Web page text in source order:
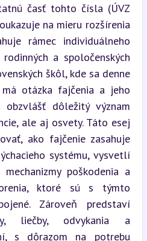
časť tohto čísla (ÚVZ
na mieru rozšírenia
rámec individuálneho
a spoločenských
škôl, kde sa denne
otázka fajčenia a jeho
obzvlášť dôležitý význam
ale aj osvety. Táto esej
ako fajčenie zasahuje
systému, vysvetlí
poškodenia a
ktoré sú s týmto
Zároveň predstaví
liečby, odvykania a
s dôrazom na potrebu